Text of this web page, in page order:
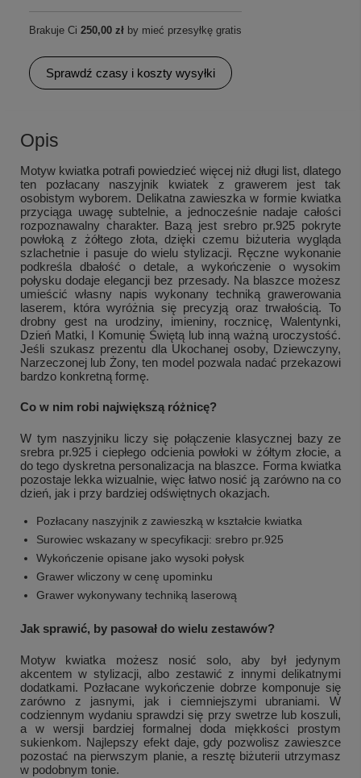
Brakuje Ci 250,00 zł by mieć przesyłkę gratis
Sprawdź czasy i koszty wysyłki
Opis
Motyw kwiatka potrafi powiedzieć więcej niż długi list, dlatego
ten pozłacany naszyjnik kwiatek z grawerem jest tak
osobistym wyborem. Delikatna zawieszka w formie kwiatka
przyciąga uwagę subtelnie, a jednocześnie nadaje całości
rozpoznawalny charakter. Bazą jest srebro pr.925 pokryte
powłoką z żółtego złota, dzięki czemu biżuteria wygląda
szlachetnie i pasuje do wielu stylizacji. Ręczne wykonanie
podkreśla dbałość o detale, a wykończenie o wysokim
połysku dodaje elegancji bez przesady. Na blaszce możesz
umieścić własny napis wykonany techniką grawerowania
laserem, która wyróżnia się precyzją oraz trwałością. To
drobny gest na urodziny, imieniny, rocznicę, Walentynki,
Dzień Matki, I Komunię Świętą lub inną ważną uroczystość.
Jeśli szukasz prezentu dla Ukochanej osoby, Dziewczyny,
Narzeczonej lub Żony, ten model pozwala nadać przekazowi
bardzo konkretną formę.
Co w nim robi największą różnicę?
W tym naszyjniku liczy się połączenie klasycznej bazy ze
srebra pr.925 i ciepłego odcienia powłoki w żółtym złocie, a
do tego dyskretna personalizacja na blaszce. Forma kwiatka
pozostaje lekka wizualnie, więc łatwo nosić ją zarówno na co
dzień, jak i przy bardziej odświętnych okazjach.
Pozłacany naszyjnik z zawieszką w kształcie kwiatka
Surowiec wskazany w specyfikacji: srebro pr.925
Wykończenie opisane jako wysoki połysk
Grawer wliczony w cenę upominku
Grawer wykonywany techniką laserową
Jak sprawić, by pasował do wielu zestawów?
Motyw kwiatka możesz nosić solo, aby był jedynym
akcentem w stylizacji, albo zestawić z innymi delikatnymi
dodatkami. Pozłacane wykończenie dobrze komponuje się
zarówno z jasnymi, jak i ciemniejszymi ubraniami. W
codziennym wydaniu sprawdzi się przy swetrze lub koszuli,
a w wersji bardziej formalnej doda miękkości prostym
sukienkom. Najlepszy efekt daje, gdy pozwolisz zawieszce
pozostać na pierwszym planie, a resztę biżuterii utrzymasz
w podobnym tonie.